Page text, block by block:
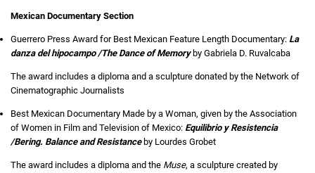
Mexican Documentary Section
Guerrero Press Award for Best Mexican Feature Length Documentary: La
danza del hipocampo /The Dance of Memoryby Gabriela D. Ruvalcaba
The award includes a diploma and a sculpture donated by the Network of
Cinematographic Journalists
Best Mexican Documentary Made by a Woman, given by the Association
of Women in Film and Television of Mexico: Equilibrio y Resistencia
/Bering. Balance and Resistanceby Lourdes Grobet
The award includes a diploma and the Muse, a sculpture created by